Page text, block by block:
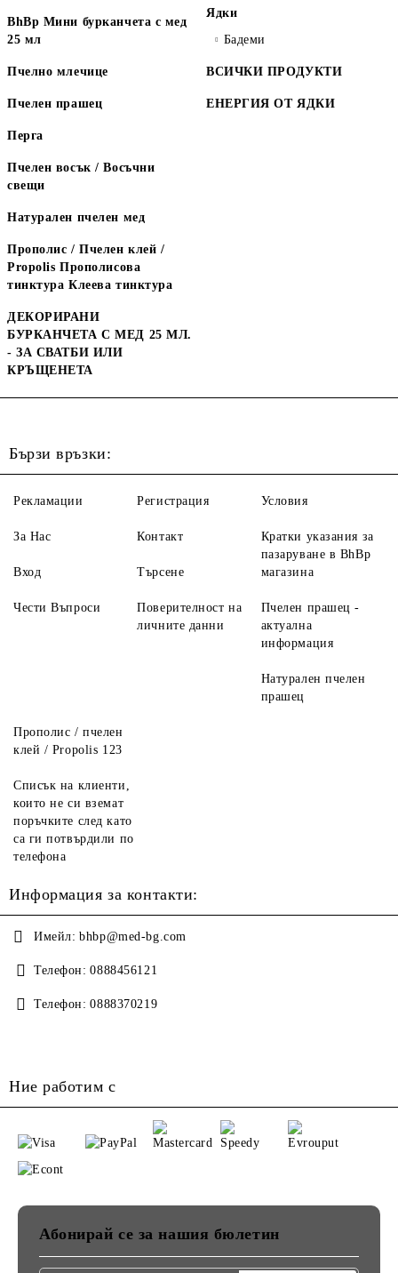
BhBp Мини бурканчета с мед
25 мл
Пчелно млечице
Пчелен прашец
Перга
Пчелен восък / Восъчни
свещи
Натурален пчелен мед
Прополис / Пчелен клей /
Propolis Прополисова
тинктура Клеева тинктура
ДЕКОРИРАНИ
БУРКАНЧЕТА С МЕД 25 МЛ.
- ЗА СВАТБИ ИЛИ
КРЪЩЕНЕТА
Ядки
Бадеми
ВСИЧКИ ПРОДУКТИ
ЕНЕРГИЯ ОТ ЯДКИ
Бързи връзки:
Рекламации
За Нас
Вход
Чести Въпроси
Регистрация
Контакт
Търсене
Поверителност на
личните данни
Условия
Кратки указания за
пазаруване в BhBp
магазина
Пчелен прашец -
актуална
информация
Натурален пчелен
прашец
Прополис / пчелен
клей / Propolis 123
Списък на клиенти,
които не си вземат
поръчките след като
са ги потвърдили по
телефона
Информация за контакти:
Имейл: bhbp@med-bg.com
Телефон: 0888456121
Телефон: 0888370219
Ние работим с
Абонирай се за нашия бюлетин